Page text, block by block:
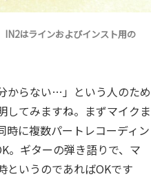
IN2はラインおよびインスト用の
からない…」という人のため
してみますね。まずマイクま
時に複数パートレコーディン
。ギターの弾き語りで、マ
というのであればOKです